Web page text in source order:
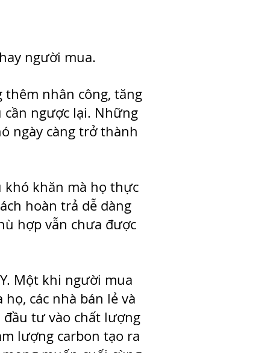
người mua.
thêm nhân công, tăng
ngược lại. Những
ngày càng trở thành
khăn mà họ thực
hoàn trả dễ dàng
hợp vẫn chưa được
Một khi người mua
các nhà bán lẻ và
đầu tư vào chất lượng
lượng carbon tạo ra